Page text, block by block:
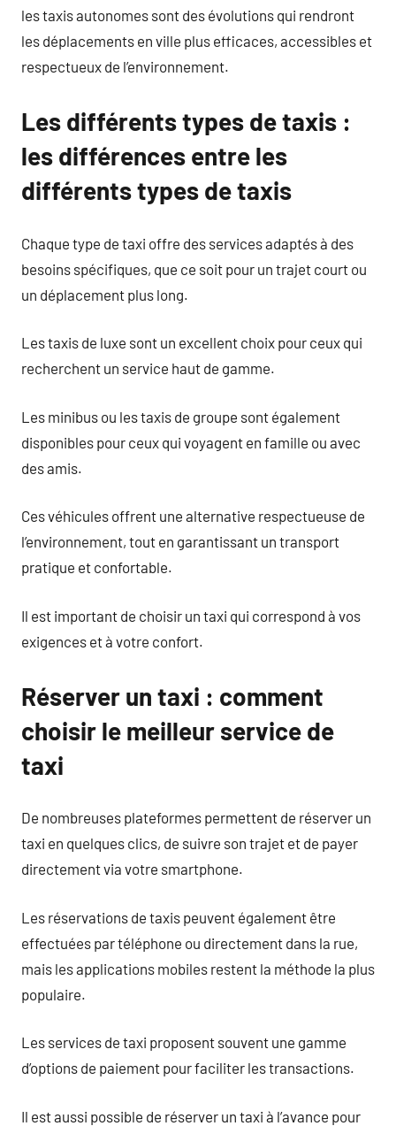
les taxis autonomes sont des évolutions qui rendront
les déplacements en ville plus efficaces, accessibles et
respectueux de l’environnement.
Les différents types de taxis :
les différences entre les
différents types de taxis
Chaque type de taxi offre des services adaptés à des
besoins spécifiques, que ce soit pour un trajet court ou
un déplacement plus long.
Les taxis de luxe sont un excellent choix pour ceux qui
recherchent un service haut de gamme.
Les minibus ou les taxis de groupe sont également
disponibles pour ceux qui voyagent en famille ou avec
des amis.
Ces véhicules offrent une alternative respectueuse de
l’environnement, tout en garantissant un transport
pratique et confortable.
Il est important de choisir un taxi qui correspond à vos
exigences et à votre confort.
Réserver un taxi : comment
choisir le meilleur service de
taxi
De nombreuses plateformes permettent de réserver un
taxi en quelques clics, de suivre son trajet et de payer
directement via votre smartphone.
Les réservations de taxis peuvent également être
effectuées par téléphone ou directement dans la rue,
mais les applications mobiles restent la méthode la plus
populaire.
Les services de taxi proposent souvent une gamme
d’options de paiement pour faciliter les transactions.
Il est aussi possible de réserver un taxi à l’avance pour